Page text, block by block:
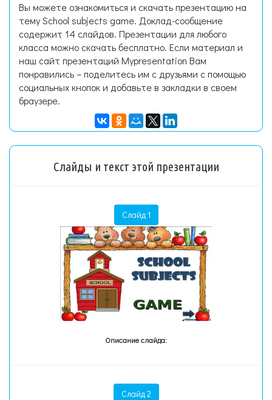
Вы можете ознакомиться и скачать презентацию на
тему School subjects game. Доклад-сообщение
содержит 14 слайдов. Презентации для любого
класса можно скачать бесплатно. Если материал и
наш сайт презентаций Mypresentation Вам
понравились – поделитесь им с друзьями с помощью
социальных кнопок и добавьте в закладки в своем
браузере.
Слайды и текст этой презентации
Слайд 1
Описание слайда:
Слайд 2